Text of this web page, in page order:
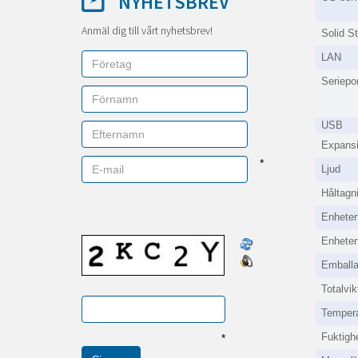
Anmäl dig till vårt nyhetsbrev!
*
*
Solid
LAN
USB
Ljud